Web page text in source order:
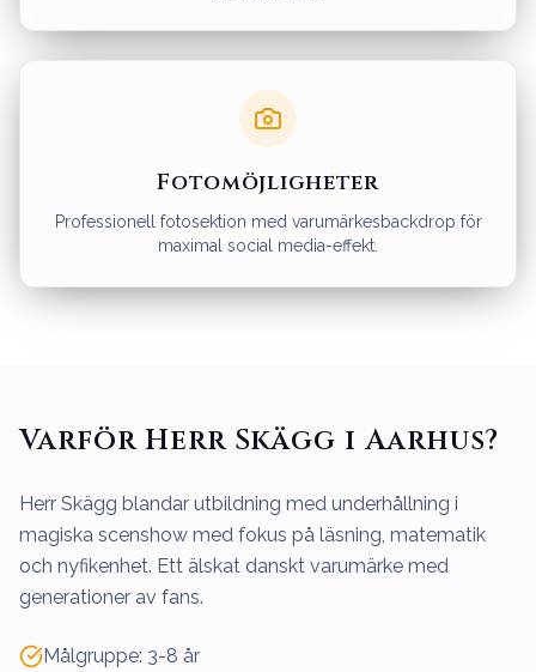
Fotomöjligheter
Professionell fotosektion med varumärkesbackdrop för
maximal social media-effekt.
Varför Herr Skägg i Aarhus?
Herr Skägg blandar utbildning med underhållning i
magiska scenshow med fokus på läsning, matematik
och nyfikenhet. Ett älskat danskt varumärke med
generationer av fans.
Målgruppe: 3-8 år